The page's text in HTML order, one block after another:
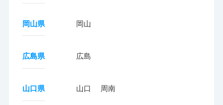
岡山県 岡山
広島県 広島
山口県 山口 周南